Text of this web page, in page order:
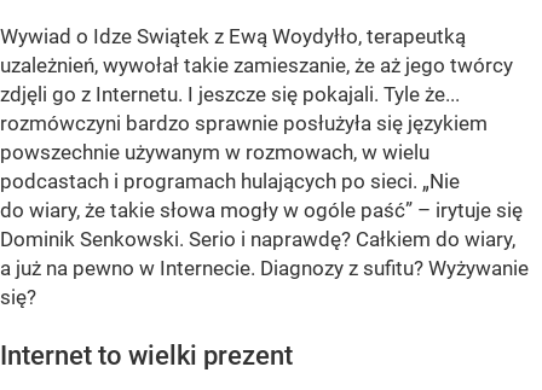
Wywiad o Idze Swiątek z Ewą Woydyłło, terapeutką
uzależnień, wywołał takie zamieszanie, że aż jego twórcy
zdjęli go z Internetu. I jeszcze się pokajali. Tyle że...
rozmówczyni bardzo sprawnie posłużyła się językiem
powszechnie używanym w rozmowach, w wielu
podcastach i programach hulających po sieci. „Nie
do wiary, że takie słowa mogły w ogóle paść” – irytuje się
Dominik Senkowski. Serio i naprawdę? Całkiem do wiary,
a już na pewno w Internecie. Diagnozy z sufitu? Wyżywanie
się?
Internet to wielki prezent